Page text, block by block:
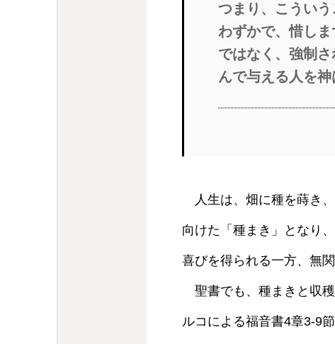
つまり、こうい
わずかで、惜し
ではなく、強制
んで与える人を神
人生は、畑に種を蒔き
向けた「種まき」となり
喜びを得られる一方、無
聖書でも、種まきと収
ルコによる福音書4章3-9